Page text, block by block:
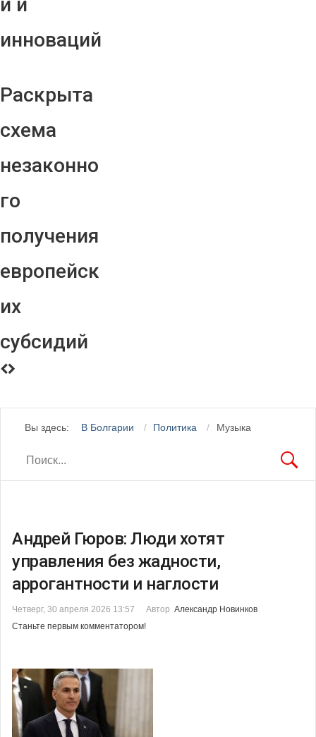
инноваций
Раскрыта
схема
незаконно
го
получения
европейск
их
субсидий
Вы здесь: В Болгарии Политика Музыка
Андрей Гюров: Люди хотят
управления без жадности,
аррогантности и наглости
Четверг, 30 апреля 2026 13:57 Автор Александр Новинков
Станьте первым комментатором!